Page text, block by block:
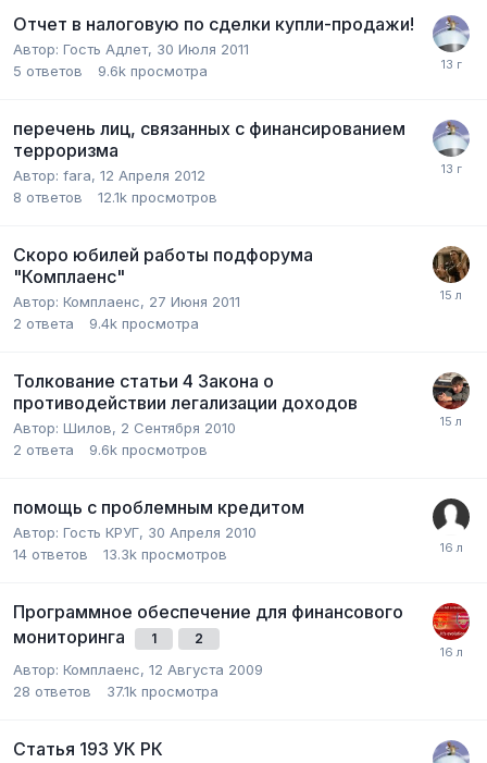
Отчет в налоговую по сделки купли-продажи!
Автор: Гость Адлет, 30 Июля 2011
5 ответов 9.6k просмотра
перечень лиц, связанных с финансированием
терроризма
Автор: fara, 12 Апреля 2012
8 ответов 12.1k просмотров
Скоро юбилей работы подфорума
"Комплаенс"
Автор: Комплаенс, 27 Июня 2011
2 ответа 9.4k просмотра
Толкование статьи 4 Закона о
противодействии легализации доходов
Автор: Шилов, 2 Сентября 2010
2 ответа 9.6k просмотров
помощь с проблемным кредитом
Автор: Гость КРУГ, 30 Апреля 2010
14 ответов 13.3k просмотров
Программное обеспечение для финансового
мониторинга
1 2
Автор: Комплаенс, 12 Августа 2009
28 ответов 37.1k просмотра
Статья 193 УК РК